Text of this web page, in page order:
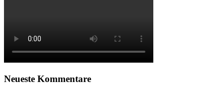
Neueste Kommentare